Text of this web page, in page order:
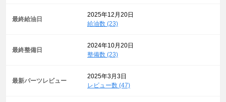
最終給油日
2025年12月20日
給油数 (23)
最終整備日
2024年10月20日
整備数 (23)
最新パーツレビュー
2025年3月3日
レビュー数 (47)